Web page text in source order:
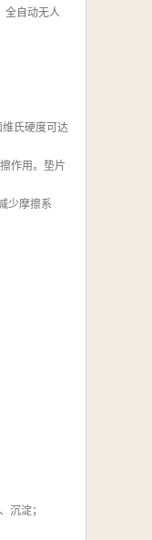
全自动无人
氏硬度可达
作用。垫片
少摩擦系
沉淀；